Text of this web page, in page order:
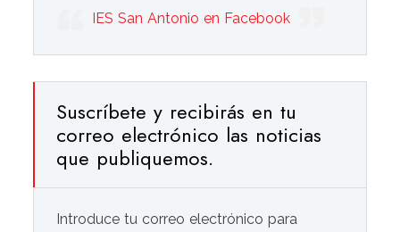
IES San Antonio en Facebook
Suscríbete y recibirás en tu
correo electrónico las noticias
que publiquemos.
Introduce tu correo electrónico para